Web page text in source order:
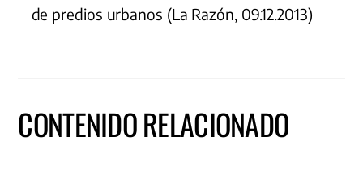
de predios urbanos (La Razón, 09.12.2013)
CONTENIDO RELACIONADO